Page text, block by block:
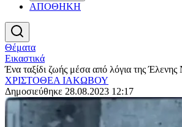
ΑΠΟΘΗΚΗ
Θέματα
Εικαστικά
Ένα ταξίδι ζωής μέσα από λόγια της
ΧΡΙΣΤΟΘΕΑ ΙΑΚΩΒΟΥ
Δημοσιεύθηκε 28.08.2023 12:17